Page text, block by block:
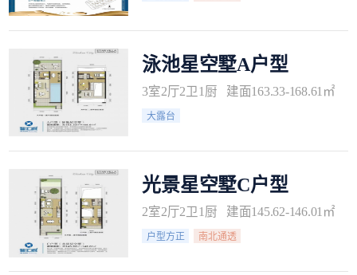
泳池星空墅A户型
3室2厅2卫1厨 建面163.33-168.61㎡
大露台
光景星空墅C户型
2室2厅2卫1厨 建面145.62-146.01㎡
户型方正 南北通透